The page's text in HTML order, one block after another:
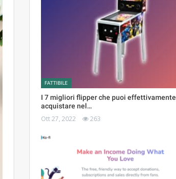
FATTIBILE
I 7 migliori flipper che puoi effettivamente
acquistare nel…
Ott 27, 2022 263